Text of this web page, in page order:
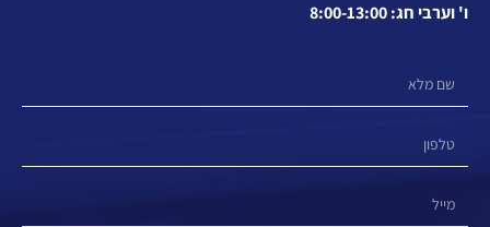
ו' וערבי חג: 8:00-13:00